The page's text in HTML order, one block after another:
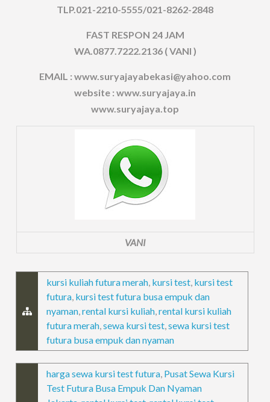
TLP.021-2210-5555/021-8262-2848
FAST RESPON 24 JAM
WA.0877.7222.2136 ( VANI )
EMAIL : www.suryajayabekasi@yahoo.com
website : www.suryajaya.in
www.suryajaya.top
VANI
kursi kuliah futura merah, kursi test, kursi test
futura, kursi test futura busa empuk dan
nyaman,rental kursi kuliah,rental kursi kuliah
futura merah,sewa kursi test,sewa kursi test
futura busa empuk dan nyaman
harga sewa kursi test futura, Pusat Sewa Kursi
Test Futura Busa Empuk Dan Nyaman